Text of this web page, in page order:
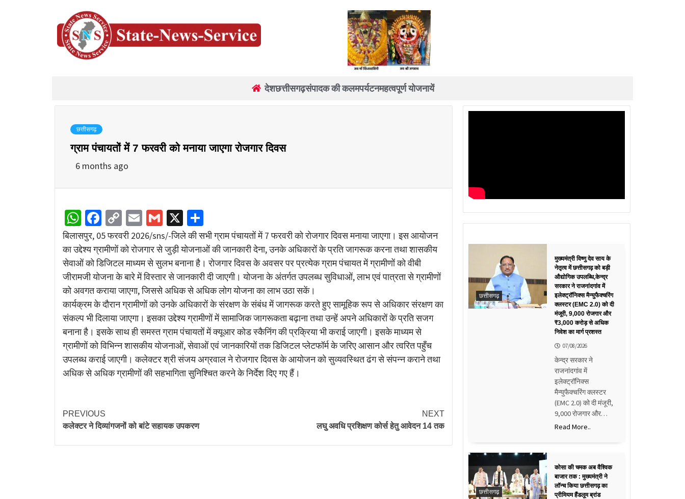
देशछत्तीसगढ़संपादक की कलमपर्यटनमहत्वपूर्ण योजनायें
छत्तीसगढ़
ग्राम पंचायतों में 7 फरवरी को मनाया जाएगा रोजगार दिवस
6 months ago
WhatsApp
Facebook
Copy
Link
EmailGmail
X
बिलासपुर, 05 फरवरी 2026/sns/-जिले की सभी ग्राम पंचायतों में 7 फरवरी को रोजगार दिवस मनाया जाएगा। इस आयोजन
का उद्देश्य ग्रामीणों को रोजगार से जुड़ी योजनाओं की जानकारी देना, उनके अधिकारों के प्रति जागरूक करना तथा शासकीय
सेवाओं को डिजिटल माध्यम से सुलभ बनाना है। रोजगार दिवस के अवसर पर प्रत्येक ग्राम पंचायत में ग्रामीणों को वीबी
जीरामजी योजना के बारे में विस्तार से जानकारी दी जाएगी। योजना के अंतर्गत उपलब्ध सुविधाओं, लाभ एवं पात्रता से ग्रामीणों
को अवगत कराया जाएगा, जिससे अधिक से अधिक लोग योजना का लाभ उठा सकें।
कार्यक्रम के दौरान ग्रामीणों को उनके अधिकारों के संरक्षण के संबंध में जागरूक करते हुए सामूहिक रूप से अधिकार संरक्षण का
संकल्प भी दिलाया जाएगा। इसका उद्देश्य ग्रामीणों में सामाजिक जागरूकता बढ़ाना तथा उन्हें अपने अधिकारों के प्रति सजग
बनाना है। इसके साथ ही समस्त ग्राम पंचायतों में क्यूआर कोड स्कैनिंग की प्रक्रिया भी कराई जाएगी। इसके माध्यम से
ग्रामीणों को विभिन्न शासकीय योजनाओं, सेवाओं एवं जानकारियों तक डिजिटल प्लेटफॉर्म के जरिए आसान और त्वरित पहुँच
उपलब्ध कराई जाएगी। कलेक्टर श्री संजय अग्रवाल ने रोजगार दिवस के आयोजन को सुव्यवस्थित ढंग से संपन्न कराने तथा
अधिक से अधिक ग्रामीणों की सहभागिता सुनिश्चित करने के निर्देश दिए गए हैं।
PREVIOUS
कलेक्टर ने दिव्यांगजनों को बांटे सहायक उपकरण
NEXT
लघु अवधि प्रशिक्षण कोर्स हेतु आवेदन 14 तक
छत्तीसगढ़
मुख्यमंत्री विष्णु देव साय के
नेतृत्व में छत्तीसगढ़ को बड़ी
औद्योगिक उपलब्धि,केन्द्र
सरकार ने राजनांदगांव में
इलेक्ट्रॉनिक्स मैन्युफैक्चरिंग
क्लस्टर (EMC 2.0) को दी
मंजूरी, 9,000 रोजगार और
₹3,000 करोड़ से अधिक
निवेश का मार्ग प्रशस्त
07/08/2026
केन्द्र सरकार ने
राजनांदगांव में
इलेक्ट्रॉनिक्स
मैन्युफैक्चरिंग क्लस्टर
(EMC 2.0) को दी मंजूरी,
9,000 रोजगार और…
Read More..
छत्तीसगढ़
कोसा की चमक अब वैश्विक
बाजार तक : मुख्यमंत्री ने
लॉन्च किया छत्तीसगढ़ का
प्रीमियम हैंडलूम ब्रांड